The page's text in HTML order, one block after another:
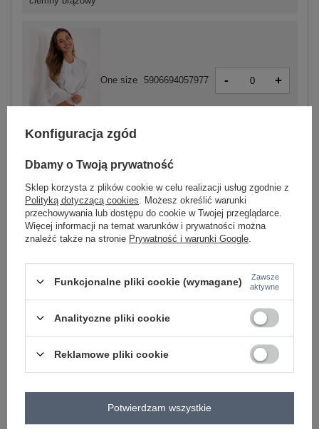
biały
One size 5906694057977 - +
ZALOGUJ SIĘ I ZOBACZ CENĘ
Masz pytanie? Chętnie pomożemy.
Zadzwoń+48 601 547 740 Zadaj pytanie
skład materiału : 100% bawełna
Kod produktu
MI-KS-92330.07
typ produktu
koszula klasyczna
Konfiguracja zgód
Dbamy o Twoją prywatność
Sklep korzysta z plików cookie w celu realizacji usług zgodnie z
Polityką dotyczącą cookies . Możesz określić warunki
przechowywania lub dostępu do cookie w Twojej przeglądarce.
Więcej informacji na temat warunków i prywatności można
znaleźć także na stronie Prywatność i warunki Google
Funkcjonalne pliki cookie (wymagane)
Zawsze
aktywne
Analityczne pliki cookie
Reklamowe pliki cookie
Potwierdzam wszystkie